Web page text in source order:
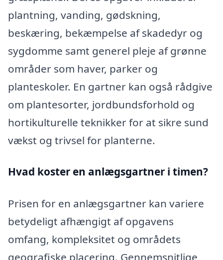
plantning, vanding, gødskning,
beskæring, bekæmpelse af skadedyr og
sygdomme samt generel pleje af grønne
områder som haver, parker og
planteskoler. En gartner kan også rådgive
om plantesorter, jordbundsforhold og
hortikulturelle teknikker for at sikre sund
vækst og trivsel for planterne.
Hvad koster en anlægsgartner i timen?
Prisen for en anlægsgartner kan variere
betydeligt afhængigt af opgavens
omfang, kompleksitet og områdets
geografiske placering. Gennemsnitlige